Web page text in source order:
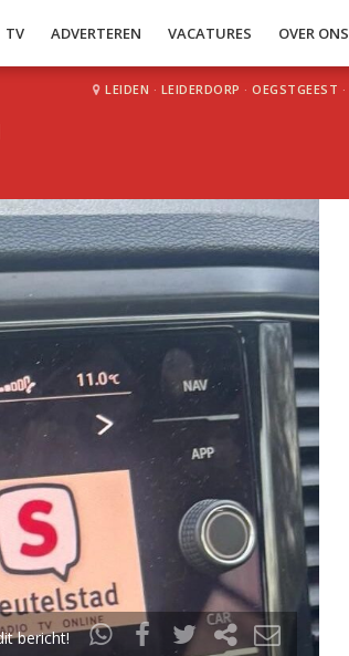
TV ADVERTEREN VACATURES OVER ONS
LEIDEN · LEIDERDORP · OEGSTGEEST ·
bericht!